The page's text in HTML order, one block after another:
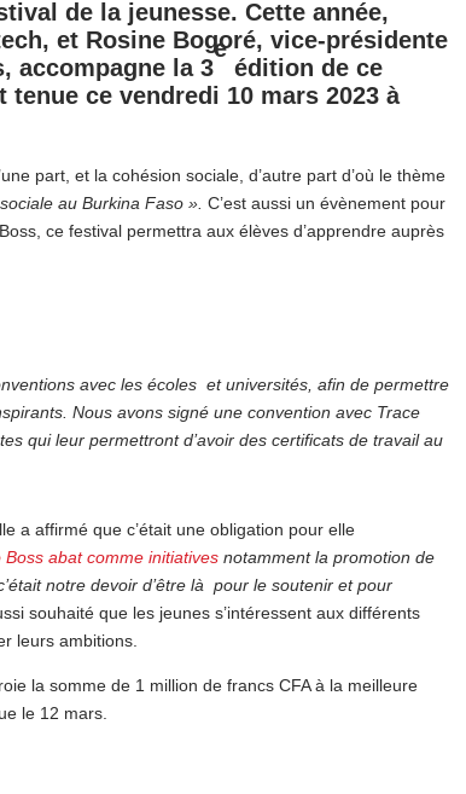
de la jeunesse. Cette année,
et Rosine Bogoré, vice-présidente
accompagne la 3
e
édition de ce
ce vendredi 10 mars 2023 à
part, et la cohésion sociale, d’autre part d’où le thème
au Burkina Faso ». C’est aussi un évènement pour
ce festival permettra aux élèves d’apprendre auprès
avec les écoles et universités, afin de permettre
Nous avons signé une convention avec Trace
qui leur permettront d’avoir des certificats de travail au
a affirmé que c’était une obligation pour elle
abat comme initiatives notamment la promotion de
notre devoir d’être là pour le soutenir et pour
souhaité que les jeunes s’intéressent aux différents
leurs ambitions.
la somme de 1 million de francs CFA à la meilleure
le 12 mars.